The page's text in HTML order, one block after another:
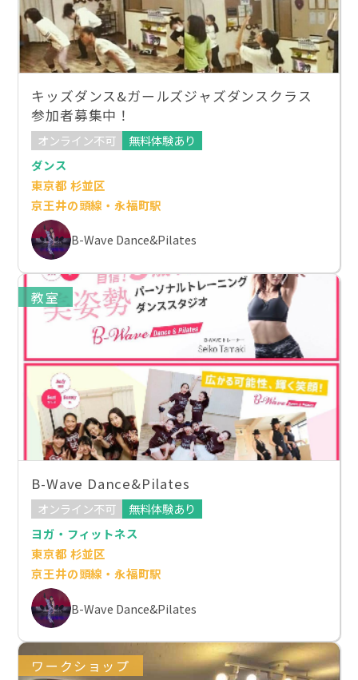
キッズダンス&ガールズジャズダンスクラス
参加者募集中！
オンライン不可
無料体験あり
ダンス
東京都 杉並区
京王井の頭線・永福町駅
B-Wave Dance&Pilates
教室
B-Wave Dance&Pilates
オンライン不可
無料体験あり
ヨガ・フィットネス
東京都 杉並区
京王井の頭線・永福町駅
B-Wave Dance&Pilates
ワークショップ